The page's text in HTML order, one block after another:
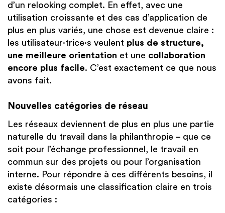
d’un relooking complet. En effet, avec une
utilisation croissante et des cas d’application de
plus en plus variés, une chose est devenue claire :
les utilisateur·trice·s veulent plus de structure,
une meilleure orientation et une collaboration
encore plus facile. C’est exactement ce que nous
avons fait.
Nouvelles catégories de réseau
Les réseaux deviennent de plus en plus une partie
naturelle du travail dans la philanthropie – que ce
soit pour l’échange professionnel, le travail en
commun sur des projets ou pour l’organisation
interne. Pour répondre à ces différents besoins, il
existe désormais une classification claire en trois
catégories :